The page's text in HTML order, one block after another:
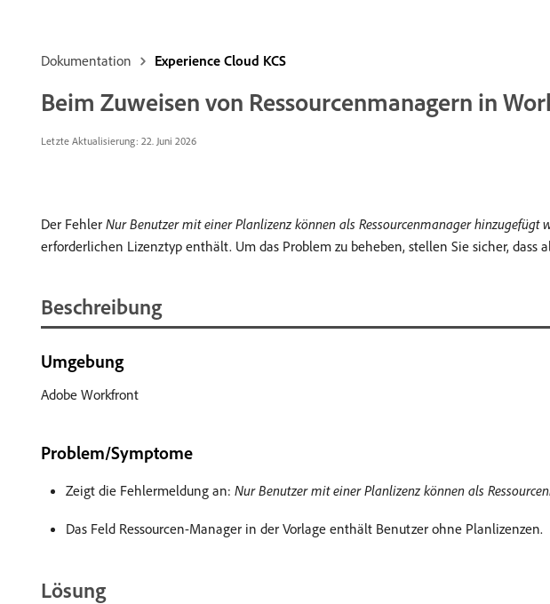
Dokumentation Experience Cloud KCS
Beim Zuweisen von Ressourcenmanagern in
Letzte Aktualisierung: 22. Juni 2026
Der Fehler Nur Benutzer mit einer Planlizenz können als Ressourcenmanager hinzugefügt
erforderlichen Lizenztyp enthält. Um das Problem zu beheben, stellen Sie sicher, dass
Beschreibung
Umgebung
Adobe Workfront
Problem/Symptome
Zeigt die Fehlermeldung an: Nur Benutzer mit einer Planlizenz können als
Das Feld Ressourcen-Manager in der Vorlage enthält Benutzer ohne Planlizenzen.
Lösung